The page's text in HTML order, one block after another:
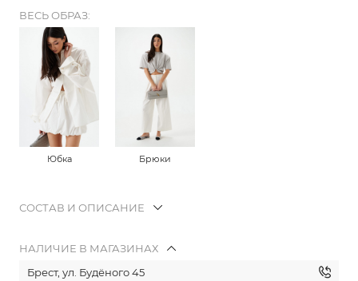
ВЕСЬ ОБРАЗ:
Юбка Брюки
СОСТАВ И ОПИСАНИЕ
НАЛИЧИЕ В МАГАЗИНАХ
Брест, ул. Будёного 45